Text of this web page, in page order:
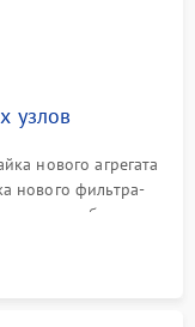
узлов
нового агрегата
нового фильтра-
обдува,
дверных петель.